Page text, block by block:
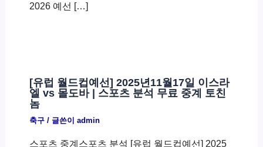
2026 예선 […]
[유럽 월드컵예선] 2025년11월17일 이스라
엘 vs 몰도바 | 스포츠 분석 무료 중계 토친
놈
축구/ 글쓴이 admin
스포츠 중계스포츠 분석 [유럽 월드컵예선] 2025